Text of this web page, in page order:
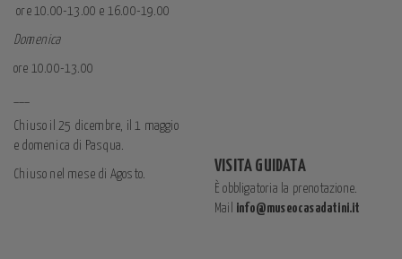
ore 10.00-13.00 e 16.00-19.00
Domenica
ore 10.00-13.00
Chiuso il 25 dicembre, il 1 maggio
e domenica di Pasqua.
Chiuso nel mese di Agosto. VISITA GUIDATA
È obbligatoria la prenotazione.
Mail info@museocasadatini.it